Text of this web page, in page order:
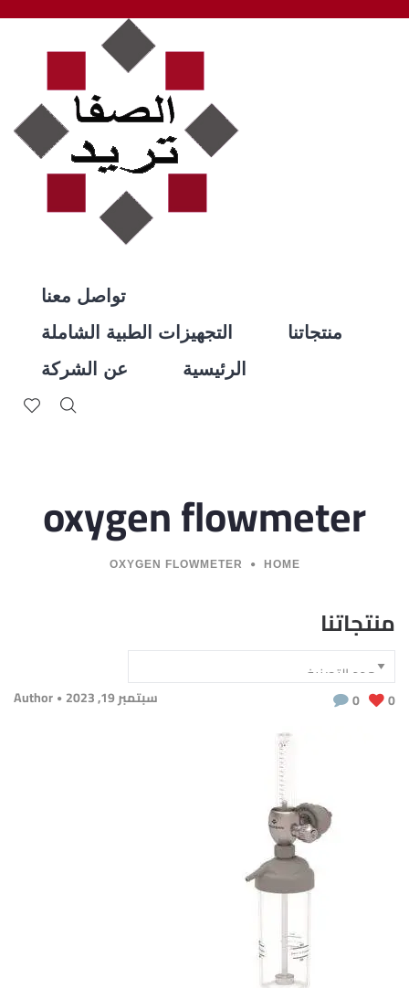
تواصل معنا
التجهيزات الطبية الشاملة
منتجاتنا
عن الشركة
الرئيسية
oxygen flowmeter
HOME
OXYGEN FLOWMETER
منتجاتنا
سبتمبر 19, 2023 Author 0 0